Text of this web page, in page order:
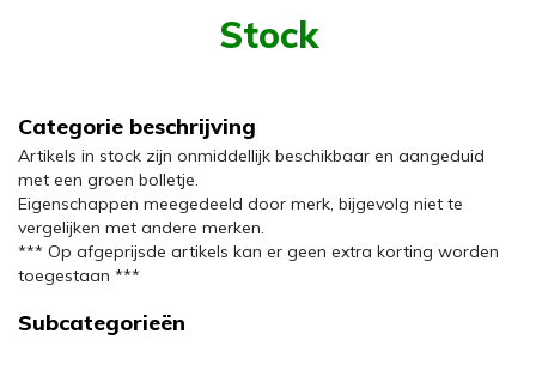
Stock
Categorie beschrijving
Artikels in stock zijn onmiddellijk beschikbaar en aangeduid
met een groen bolletje.
Eigenschappen meegedeeld door merk, bijgevolg niet te
vergelijken met andere merken.
*** Op afgeprijsde artikels kan er geen extra korting worden
toegestaan ***
Subcategorieën